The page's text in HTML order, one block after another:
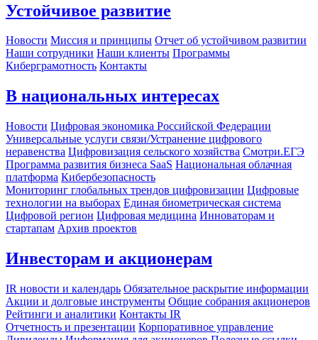
Устойчивое развитие
Новости Миссия и принципы Отчет об устойчивом развитии
Наши сотрудники Наши клиенты Программы
Киберграмотность Контакты
В национальных интересах
Новости Цифровая экономика Российской Федерации
Универсальные услуги связи/Устранение цифрового
неравенства Цифровизация сельского хозяйства Смотри.ЕГЭ
Программа развития бизнеса SaaS Национальная облачная
платформа Кибербезопасность
Мониторинг глобальных трендов цифровизации Цифровые
технологии на выборах Единая биометрическая система
Цифровой регион Цифровая медицина Инноваторам и
стартапам Архив проектов
Инвесторам и акционерам
IR новости и календарь Обязательное раскрытие информации
Акции и долговые инструменты Общие собрания акционеров
Рейтинги и аналитики Контакты IR
Отчетность и презентации Корпоративное управление